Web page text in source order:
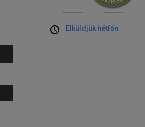
Elküldjük hétfőn